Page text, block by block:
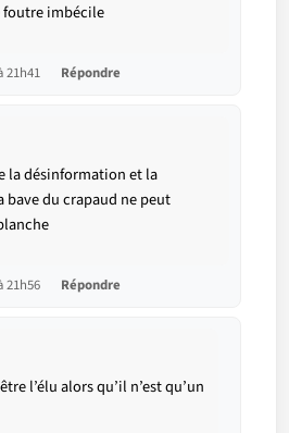
foutre imbécile
21h41 Répondre
la désinformation et la
du crapaud ne peut
21h56 Répondre
l’élu alors qu’il n’est qu’un